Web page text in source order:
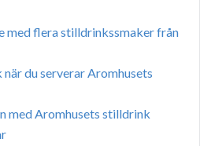
flera stilldrinkssmaker från
du serverar Aromhusets
med Aromhusets stilldrink